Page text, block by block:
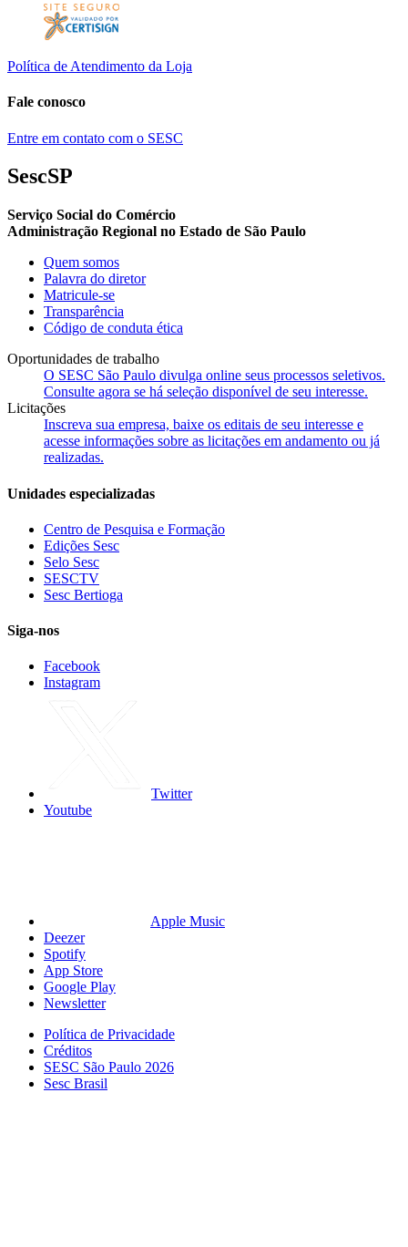
Política de Atendimento da Loja
Fale conosco
Entre em contato com o SESC
SescSP
Serviço Social do Comércio
Administração Regional no Estado de São Paulo
Quem somos
Palavra do diretor
Matricule-se
Transparência
Código de conduta ética
Oportunidades de trabalho
O SESC São Paulo divulga online seus processos seletivos.
Consulte agora se há seleção disponível de seu interesse.
Licitações
Inscreva sua empresa, baixe os editais de seu interesse e
acesse informações sobre as licitações em andamento ou já
realizadas.
Unidades especializadas
Centro de Pesquisa e Formação
Edições Sesc
Selo Sesc
SESCTV
Sesc Bertioga
Siga-nos
Facebook
Instagram
Twitter
Youtube
Apple Music
Deezer
Spotify
App Store
Google Play
Newsletter
Política de Privacidade
Créditos
SESC São Paulo 2026
Sesc Brasil